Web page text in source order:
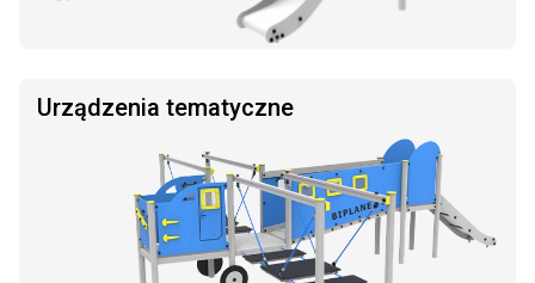
Urządzenia tematyczne